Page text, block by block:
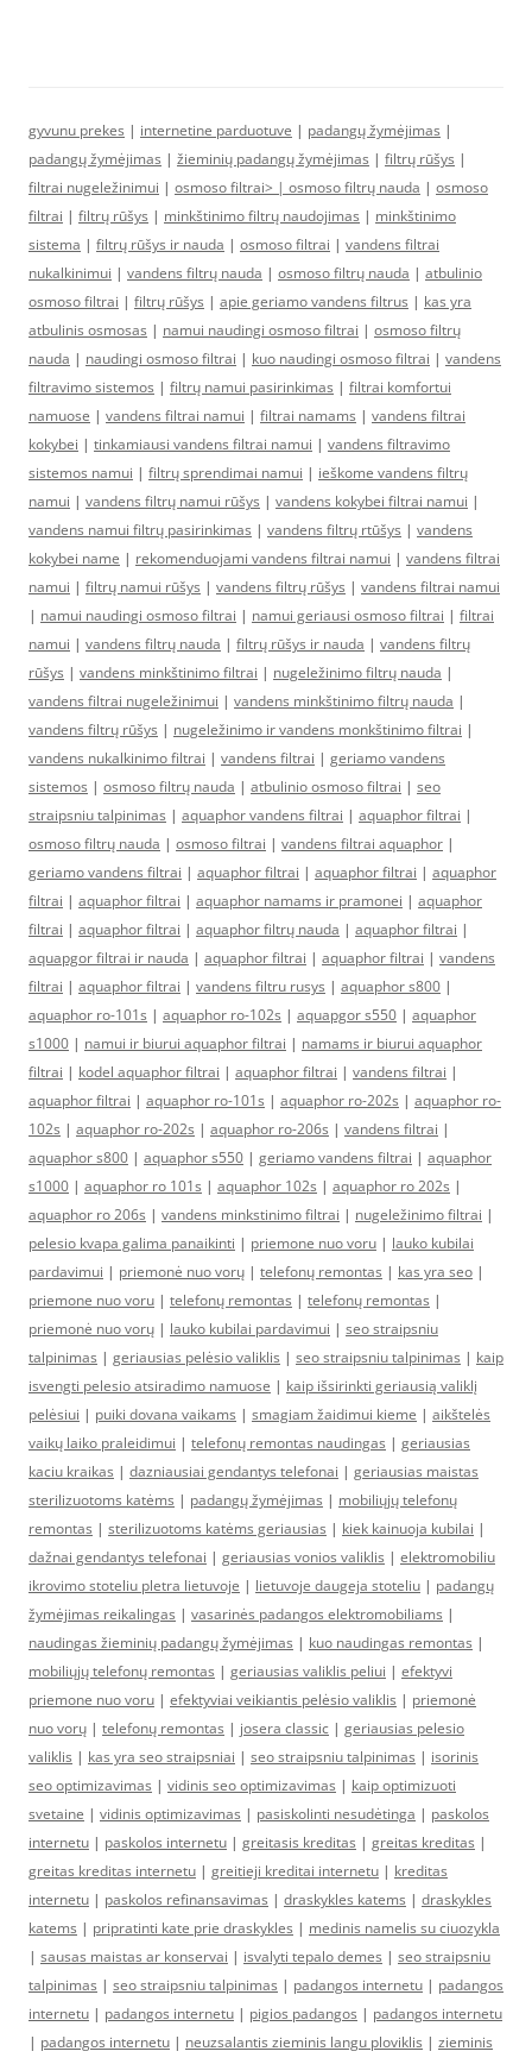
gyvunu prekes | internetine parduotuve | padangų žymėjimas |
padangų žymėjimas | žieminių padangų žymėjimas | filtrų rūšys |
filtrai nugeležinimui | osmoso filtrai> | osmoso filtrų nauda | osmoso
filtrai | filtrų rūšys | minkštinimo filtrų naudojimas | minkštinimo
sistema | filtrų rūšys ir nauda | osmoso filtrai | vandens filtrai
nukalkinimui | vandens filtrų nauda | osmoso filtrų nauda | atbulinio
osmoso filtrai | filtrų rūšys | apie geriamo vandens filtrus | kas yra
atbulinis osmosas | namui naudingi osmoso filtrai | osmoso filtrų
nauda | naudingi osmoso filtrai | kuo naudingi osmoso filtrai | vandens
filtravimo sistemos | filtrų namui pasirinkimas | filtrai komfortui
namuose | vandens filtrai namui | filtrai namams | vandens filtrai
kokybei | tinkamiausi vandens filtrai namui | vandens filtravimo
sistemos namui | filtrų sprendimai namui | ieškome vandens filtrų
namui | vandens filtrų namui rūšys | vandens kokybei filtrai namui |
vandens namui filtrų pasirinkimas | vandens filtrų rtūšys | vandens
kokybei name | rekomenduojami vandens filtrai namui | vandens filtrai
namui | filtrų namui rūšys | vandens filtrų rūšys | vandens filtrai namui
| namui naudingi osmoso filtrai | namui geriausi osmoso filtrai | filtrai
namui | vandens filtrų nauda | filtrų rūšys ir nauda | vandens filtrų
rūšys | vandens minkštinimo filtrai | nugeležinimo filtrų nauda |
vandens filtrai nugeležinimui | vandens minkštinimo filtrų nauda |
vandens filtrų rūšys | nugeležinimo ir vandens monkštinimo filtrai |
vandens nukalkinimo filtrai | vandens filtrai | geriamo vandens
sistemos | osmoso filtrų nauda | atbulinio osmoso filtrai | seo
straipsniu talpinimas | aquaphor vandens filtrai | aquaphor filtrai |
osmoso filtrų nauda | osmoso filtrai | vandens filtrai aquaphor |
geriamo vandens filtrai | aquaphor filtrai | aquaphor filtrai | aquaphor
filtrai | aquaphor filtrai | aquaphor namams ir pramonei | aquaphor
filtrai | aquaphor filtrai | aquaphor filtrų nauda | aquaphor filtrai |
aquapgor filtrai ir nauda | aquaphor filtrai | aquaphor filtrai | vandens
filtrai | aquaphor filtrai | vandens filtru rusys | aquaphor s800 |
aquaphor ro-101s | aquaphor ro-102s | aquapgor s550 | aquaphor
s1000 | namui ir biurui aquaphor filtrai | namams ir biurui aquaphor
filtrai | kodel aquaphor filtrai | aquaphor filtrai | vandens filtrai |
aquaphor filtrai | aquaphor ro-101s | aquaphor ro-202s | aquaphor ro-
102s | aquaphor ro-202s | aquaphor ro-206s | vandens filtrai |
aquaphor s800 | aquaphor s550 | geriamo vandens filtrai | aquaphor
s1000 | aquaphor ro 101s | aquaphor 102s | aquaphor ro 202s |
aquaphor ro 206s | vandens minkstinimo filtrai | nugeležinimo filtrai |
pelesio kvapa galima panaikinti | priemone nuo voru | lauko kubilai
pardavimui | priemonė nuo vorų | telefonų remontas | kas yra seo |
priemone nuo voru | telefonų remontas | telefonų remontas |
priemonė nuo vorų | lauko kubilai pardavimui | seo straipsniu
talpinimas | geriausias pelėsio valiklis | seo straipsniu talpinimas | kaip
isvengti pelesio atsiradimo namuose | kaip išsirinkti geriausią valiklį
pelėsiui | puiki dovana vaikams | smagiam žaidimui kieme | aikštelės
vaikų laiko praleidimui | telefonų remontas naudingas | geriausias
kaciu kraikas | dazniausiai gendantys telefonai | geriausias maistas
sterilizuotoms katėms | padangų žymėjimas | mobiliųjų telefonų
remontas | sterilizuotoms katėms geriausias | kiek kainuoja kubilai |
dažnai gendantys telefonai | geriausias vonios valiklis | elektromobiliu
ikrovimo stoteliu pletra lietuvoje | lietuvoje daugeja stoteliu | padangų
žymėjimas reikalingas | vasarinės padangos elektromobiliams |
naudingas žieminių padangų žymėjimas | kuo naudingas remontas |
mobiliųjų telefonų remontas | geriausias valiklis peliui | efektyvi
priemone nuo voru | efektyviai veikiantis pelėsio valiklis | priemonė
nuo vorų | telefonų remontas | josera classic | geriausias pelesio
valiklis | kas yra seo straipsniai | seo straipsniu talpinimas | isorinis
seo optimizavimas | vidinis seo optimizavimas | kaip optimizuoti
svetaine | vidinis optimizavimas | pasiskolinti nesudėtinga | paskolos
internetu | paskolos internetu | greitasis kreditas | greitas kreditas |
greitas kreditas internetu | greitieji kreditai internetu | kreditas
internetu | paskolos refinansavimas | draskykles katems | draskykles
katems | pripratinti kate prie draskykles | medinis namelis su ciuozykla
| sausas maistas ar konservai | isvalyti tepalo demes | seo straipsniu
talpinimas | seo straipsniu talpinimas | padangos internetu | padangos
internetu | padangos internetu | pigios padangos | padangos internetu
| padangos internetu | neuzsalantis zieminis langu ploviklis | zieminis